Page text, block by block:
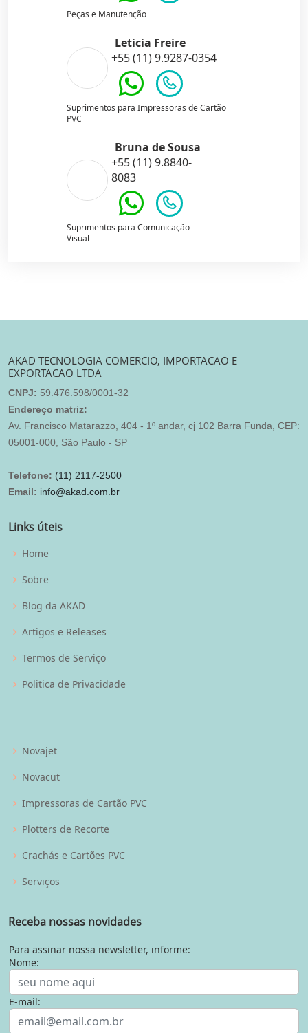
Peças e Manutenção
Leticia Freire
+55 (11) 9.9287-0354
Suprimentos para Impressoras de Cartão
PVC
Bruna de Sousa
+55 (11) 9.8840-
8083
Suprimentos para Comunicação
Visual
AKAD TECNOLOGIA COMERCIO, IMPORTACAO E
EXPORTACAO LTDA
CNPJ: 59.476.598/0001-32
Endereço matriz:
Av. Francisco Matarazzo, 404 - 1º andar, cj 102 Barra Funda, CEP:
05001-000, São Paulo - SP
Telefone: (11) 2117-2500
Email: info@akad.com.br
Links úteis
Home
Sobre
Blog da AKAD
Artigos e Releases
Termos de Serviço
Politica de Privacidade
Novajet
Novacut
Impressoras de Cartão PVC
Plotters de Recorte
Crachás e Cartões PVC
Serviços
Receba nossas novidades
Para assinar nossa newsletter, informe:
Nome:
E-mail: